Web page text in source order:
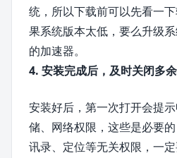
统，所以下载前可以先看一
果系统版本太低，要么升级
的加速器。
4. 安装完成后，及时关闭多
安装好后，第一次打开会提
储、网络权限，这些是必要
讯录、定位等无关权限，一